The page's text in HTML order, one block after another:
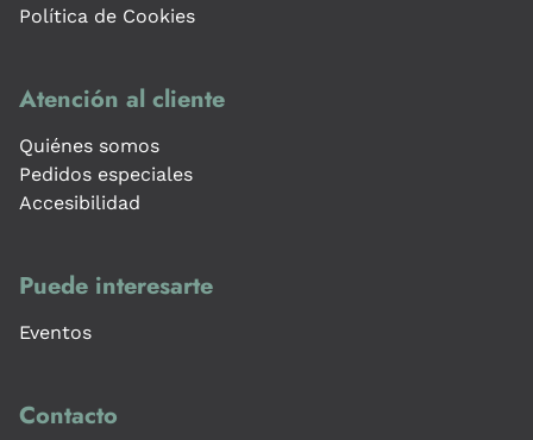
Política de Cookies
Atención al cliente
Quiénes somos
Pedidos especiales
Accesibilidad
Puede interesarte
Eventos
Contacto